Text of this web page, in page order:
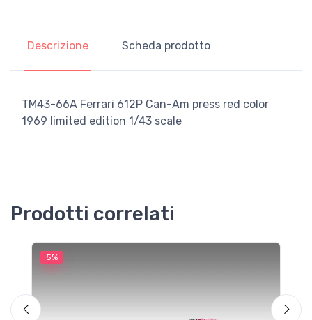
Descrizione Scheda prodotto
TM43-66A Ferrari 612P Can-Am press red color
1969 limited edition 1/43 scale
Prodotti correlati
5%